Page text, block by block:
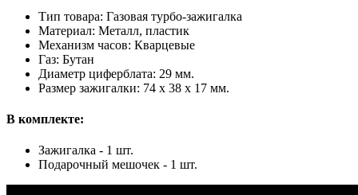
Тип товара: Газовая турбо-зажигалка
Материал: Металл, пластик
Механизм часов: Кварцевые
Газ: Бутан
Диаметр циферблата: 29 мм.
Размер зажигалки: 74 х 38 х 17 мм.
В комплекте:
Зажигалка - 1 шт.
Подарочный мешочек - 1 шт.